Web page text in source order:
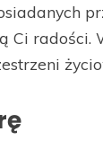
Ci radości.